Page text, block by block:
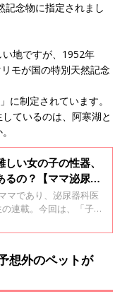
記念物に指定されまし
地ですが、1952年
モが国の特別天然記念
に制定されています。
ているのは、阿寒湖と
い女の子の性器、
るの？【ママ泌尿器
マであり、泌尿器科医
連載。今回は、「子ど
確認しながらケアをす
「お母さん・お父さん
想外のペットが